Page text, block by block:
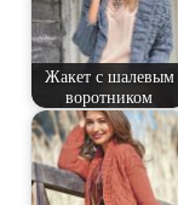
Жакет с шалевым
воротником